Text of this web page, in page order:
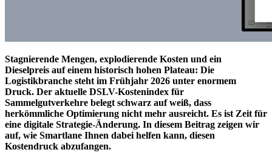
Stagnierende Mengen, explodierende Kosten und ein
Dieselpreis auf einem historisch hohen Plateau: Die
Logistikbranche steht im Frühjahr 2026 unter enormem
Druck. Der aktuelle DSLV-Kostenindex für
Sammelgutverkehre belegt schwarz auf weiß, dass
herkömmliche Optimierung nicht mehr ausreicht. Es ist Zeit für
eine digitale Strategie-Änderung. In diesem Beitrag zeigen wir
auf, wie Smartlane Ihnen dabei helfen kann, diesen
Kostendruck abzufangen.